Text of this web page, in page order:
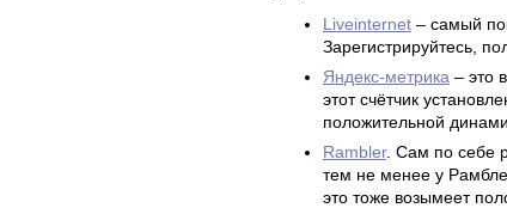
Liveinternet – самый
Зарегистрируйтесь,
Яндекс-метрика – это
этот счётчик
положительной
Rambler. Сам по себе
тем не менее у
это тоже возымеет